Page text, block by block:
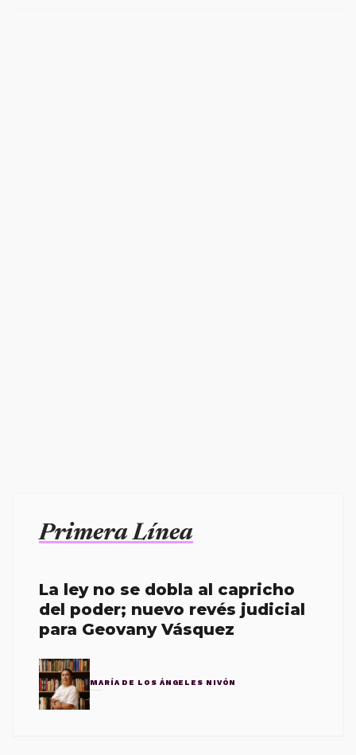
Primera Línea
La ley no se dobla al capricho
del poder; nuevo revés judicial
para Geovany Vásquez
MARÍA DE LOS ÁNGELES NIVÓN